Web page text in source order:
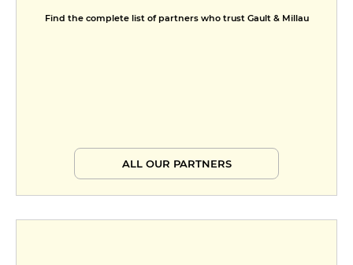
Find the complete list of partners who trust Gault & Millau
ALL OUR PARTNERS